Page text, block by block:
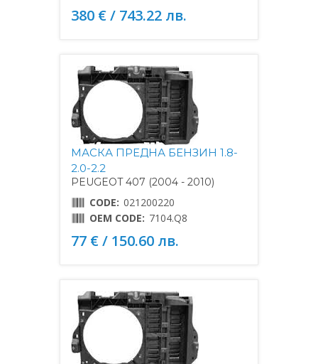
380 € / 743.22 лв.
МАСКА ПРЕДНА БЕНЗИН 1.8-
2.0-2.2
PEUGEOT 407 (2004 - 2010)
CODE: 021200220
OEM CODE: 7104.Q8
77 € / 150.60 лв.